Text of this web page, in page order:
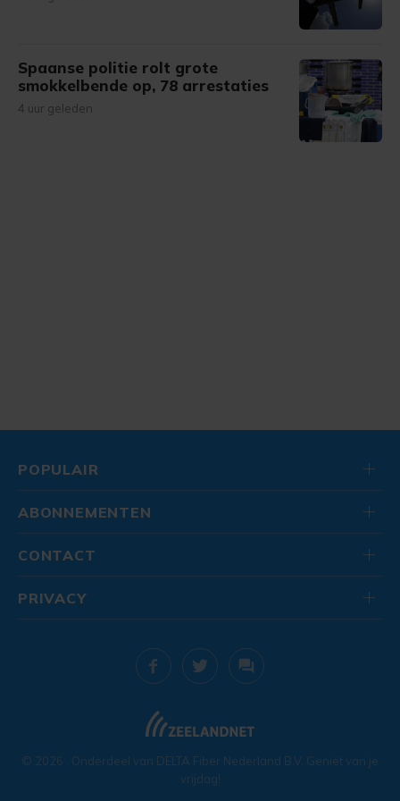
Spaanse politie rolt grote
smokkelbende op, 78 arrestaties
4 uur geleden
POPULAIR
ABONNEMENTEN
CONTACT
© 2026 . Onderdeel van DELTA Fiber Nederland B.V. Geniet van je
vrijdag!
PRIVACY